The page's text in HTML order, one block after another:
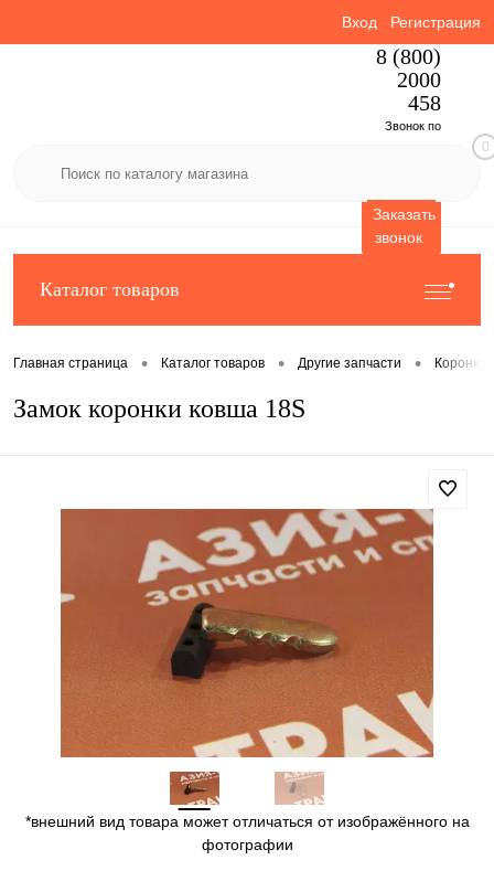
Вход Регистрация
8 (800)
2000
458
Звонок по
Заказать
звонок
0
Каталог товаров
Главная страница • Каталог товаров • Другие запчасти • Коронки
Замок коронки ковша 18S
*внешний вид товара может отличаться от изображённого на
фотографии